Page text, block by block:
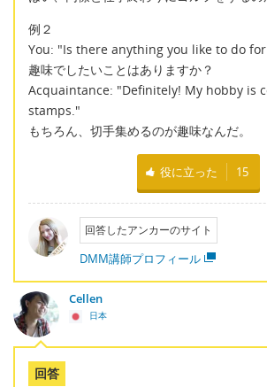
例２
You: "Is there anything you like to do
趣味でしたいことはありますか？
Acquaintance: "Definitely! My hobby is
stamps."
もちろん、切手集めるのが趣味なんだ。
役に立った 15
回答したアンカーのサイト
DMM講師プロフィール
Cellen
日本
回答